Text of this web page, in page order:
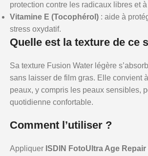
protection contre les radicaux libres et à
Vitamine E (Tocophérol) : aide à
stress oxydatif.
Quelle est la texture de ce
Sa texture Fusion Water légère
sans laisser de film gras. Elle convient
peaux, y compris les peaux sensibles,
quotidienne confortable.
Comment l’utiliser ?
Appliquer ISDIN FotoUltra Age Repair